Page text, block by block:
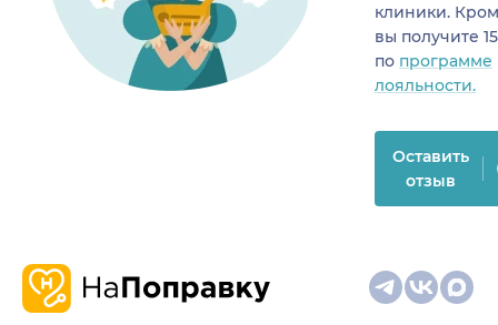
клиники.
вы получите
по программе
лояльности.
Оставить
отзыв